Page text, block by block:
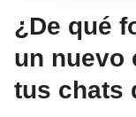
¿De qué
un nuevo
tus chats